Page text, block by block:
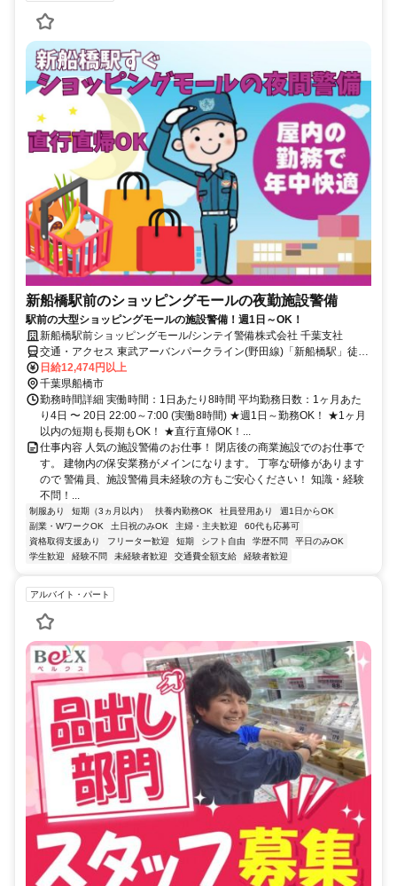
新船橋駅前のショッピングモールの夜勤施設警備
駅前の大型ショッピングモールの施設警備！週1日～OK！
新船橋駅前ショッピングモール/シンテイ警備株式会社 千葉支社
交通・アクセス 東武アーバンパークライン(野田線)「新船橋駅」徒歩
1分、東葉高速鉄道「東海神駅」徒歩7分
日給12,474円以上
千葉県船橋市
勤務時間詳細 実働時間：1日あたり8時間 平均勤務日数：1ヶ月あた
り4日 〜 20日 22:00～7:00 (実働8時間) ★週1日～勤務OK！ ★1ヶ月
以内の短期も長期もOK！ ★直行直帰OK！...
仕事内容 人気の施設警備のお仕事！ 閉店後の商業施設でのお仕事で
す。 建物内の保安業務がメインになります。 丁寧な研修があります
ので 警備員、施設警備員未経験の方もご安心ください！ 知識・経験
不問！...
制服あり 短期（3ヵ月以内） 扶養内勤務OK 社員登用あり
週1日からOK
副業・WワークOK
土日祝のみOK 主婦・主夫歓迎
60代も応募可
資格取得支援あり
フリーター歓迎 短期 シフト自由 学歴不問
平日のみOK
学生歓迎
経験不問 未経験者歓迎 交通費全額支給 経験者歓迎
アルバイト・パート